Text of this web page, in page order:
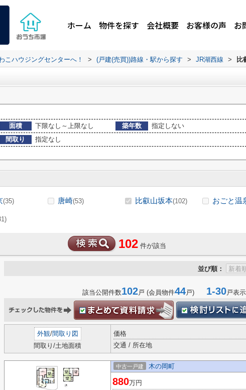
ホーム 物件を探す 会社概要 お客様の声 お
こハウジングセンターへ！ > (戸建(売買))路線・駅から探す > JR湖西線 > 比
面積 下限なし～上限なし 築年数
指定しない
間取り
指定なし
(35) 唐崎(53) 比叡山坂本(102) おごと温
102 件が該当
並び順：
該当公開件数102戸 (会員物件44戸) 1-30戸表示
外観/間取り図
間取り/土地面積
価格
交通 / 所在地
中古一戸建 木の岡町
880万円